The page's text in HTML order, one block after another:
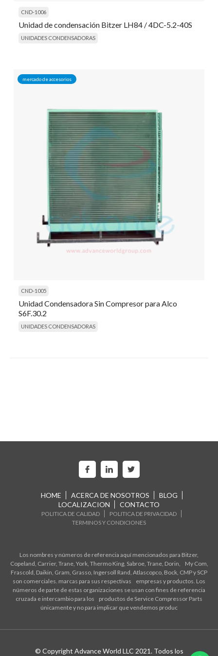
CND-1006
Unidad de condensación Bitzer LH84 / 4DC-5.2-40S
UNIDADES CONDENSADORAS
mercado de accesorios
CND-1005
Unidad Condensadora Sin Compresor para Alco
S6F.30.2
UNIDADES CONDENSADORAS
HOME ACERCA DE NOSOTROS
BLOG
LOCALIZACION
CONTACTO
POLITICA DE CALIDAD
POLITICA DE PRIVACIDAD
TERMINOS Y CONDICIONES
Los nombres y números de referencia aquí mencionados para Bitzer,
Copeland, Carrier, Trane, York, Thermo King, Sabroe, Trane, Dorin, My Com,
Frascold, Daikin, Gram, Grasso, Ingersoll Rand, Atlascopco, Bock, CMP y SCP
son comerciales. marcas para sus respectivas empresas y productos. Los
números de parte de estas organizaciones se usan con fines de referencia
cruzada e intercambio para los productos de Service Compressor Parts
únicamente y no para implicar que vendemos produc
© Copyright Advance World LLC 2021. Todos los